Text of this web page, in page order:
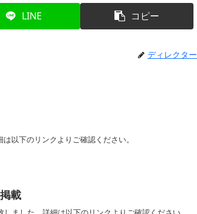
LINE コピー
ディレクター
以下のリンクよりご確認ください。
載